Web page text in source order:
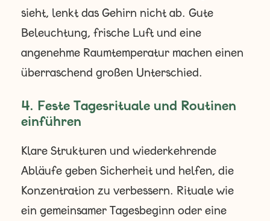
sieht, lenkt das Gehirn nicht ab. Gute
Beleuchtung, frische Luft und eine
angenehme Raumtemperatur machen einen
überraschend großen Unterschied.
4. Feste Tagesrituale und Routinen
einführen
Klare Strukturen und wiederkehrende
Abläufe geben Sicherheit und helfen, die
Konzentration zu verbessern. Rituale wie
ein gemeinsamer Tagesbeginn oder eine